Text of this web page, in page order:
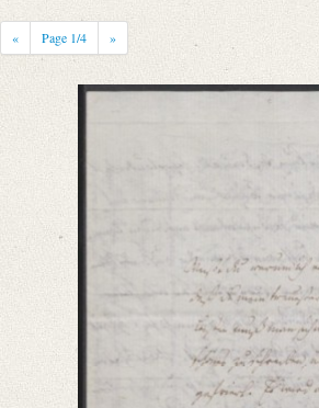
Notations: Absendeort erschlossen.
Printed Text
Provider: Dresden, Sächsische
Incipit: „[1] [Göttingen] Donnerstags. d.
Weißt Du warum ich von allen meinen
Provider: Leipzig, Universitätsbibliothek
Classification Number: II A IV 1528
Number of Pages: 4 S.
Language
« Page 1/4 »